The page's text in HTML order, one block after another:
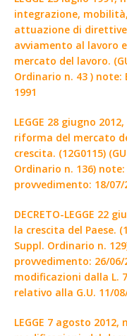
integrazione,
attuazione di
avviamento al lavoro
mercato del lavoro.
Ordinario n. 43 )
1991
LEGGE 28 giugno
riforma del mercato
crescita. (12G0115)
Ordinario n. 136)
provvedimento: 18/07/
DECRETO-LEGGE 22
la crescita del Paese.
Suppl. Ordinario n.
provvedimento: 26/
modificazioni dalla L.
relativo alla G.U. 11/
LEGGE 7 agosto